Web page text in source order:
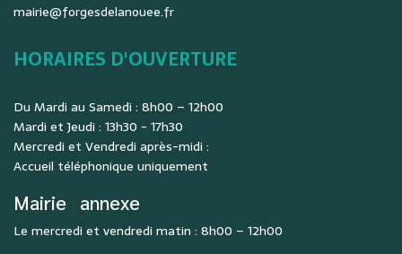
mairie@forgesdelanouee.fr
HORAIRES D'OUVERTURE
Du Mardi au Samedi : 8h00 – 12h00
Mardi et Jeudi : 13h30 - 17h30
Mercredi et Vendredi après-midi :
Accueil téléphonique uniquement
Mairie annexe
Le mercredi et vendredi matin : 8h00 – 12h00